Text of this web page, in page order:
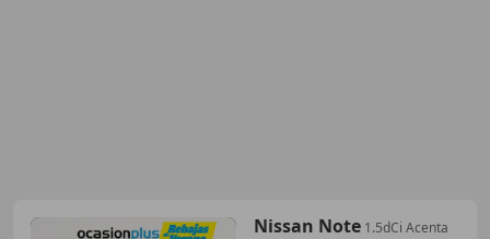
Nissan Note 1.5dCi Acenta